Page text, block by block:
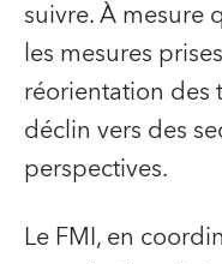
suivre. À mesure
les mesures
réorientation des
déclin vers des
perspectives.
Le FMI, en